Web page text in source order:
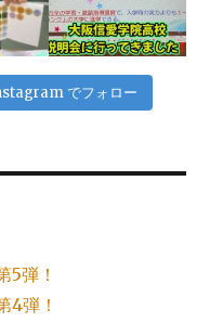
でフォロー
5弾！
4弾！